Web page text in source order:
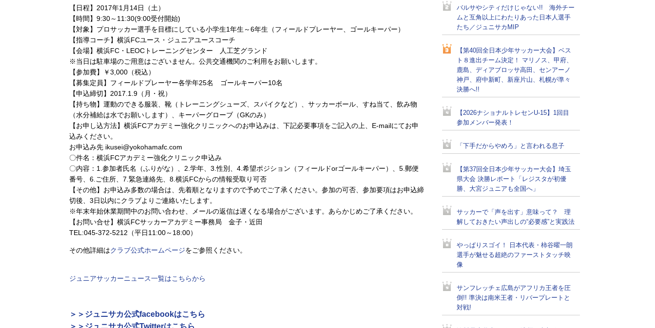
【日程】2017年1月14日（土）
【時間】9:30～11:30(9:00受付開始)
【対象】プロサッカー選手を目標にしている小学生1年生～6年生（フィールドプレーヤー、ゴールキーパー）
【指導コーチ】横浜FCユース・ジュニアユースコーチ
【会場】横浜FC・LEOCトレーニングセンター 人工芝グランド
※当日は駐車場のご用意はございません。公共交通機関のご利用をお願いします。
【参加費】￥3,000（税込）
【募集定員】フィールドプレーヤー各学年25名 ゴールキーパー10名
【申込締切】2017.1.9（月・祝）
【持ち物】運動のできる服装、靴（トレーニングシューズ、スパイクなど）、サッカーボール、すね当て、飲み物
（水分補給は水でお願いします）、キーパーグローブ（GKのみ）
【お申し込方法】横浜FCアカデミー強化クリニックへのお申込みは、下記必要事項をご記入の上、E-mailにてお申
込みください。
お申込み先 ikusei@yokohamafc.com
〇件名：横浜FCアカデミー強化クリニック申込み
〇内容：1.参加者氏名（ふりがな）、2.学年、3.性別、4.希望ポジション（フィールドorゴールキーパー）、5.郵便
番号、6.ご住所、7.緊急連絡先、8.横浜FCからの情報受取り可否
【その他】お申込み多数の場合は、先着順となりますので予めでご了承ください。参加の可否、参加要項はお申込締
切後、3日以内にクラブよりご連絡いたします。
※年末年始休業期間中のお問い合わせ、メールの返信は遅くなる場合がございます。あらかじめご了承ください。
【お問い合せ】横浜FCサッカーアカデミー事務局 金子・近田
TEL:045-372-5212（平日11:00～18:00）
その他詳細はクラブ公式ホームページをご参照ください。
ジュニアサッカーニュース一覧はこちらから
＞＞ジュニサカ公式facebookはこちら
＞＞ジュニサカ公式Twitterはこちら
バルサやシティだけじゃない!! 海外チー
ムと互角以上にわたりあった日本人選手
たち／ジュニサカMIP
【第40回全日本少年サッカー大会】ベス
ト８進出チーム決定！ マリノス、甲府、
鹿島、ディアブロッサ高田、センアーノ
神戸、府中新町、新座片山、札幌が準々
決勝へ!!
【2026ナショナルトレセンU-15】1回目
参加メンバー発表！
「下手だからやめろ」と言われる息子
【第37回全日本少年サッカー大会】埼玉
県大会 決勝レポート「レジスタが初優
勝、大宮ジュニアも全国へ」
サッカーで「声を出す」意味って？ 理
解しておきたい声出しの“必要感”と実践法
やっぱりスゴイ！ 日本代表・柿谷曜一朗
選手が魅せる超絶のファーストタッチ映
像
サンフレッチェ広島がアフリカ王者を圧
倒!! 準決は南米王者・リバープレートと
対戦!